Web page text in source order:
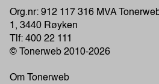
Org.nr: 912 117 316 MVA
1, 3440 Røyken
Tlf: 400 22 111
© Tonerweb 2010-2026
Om Tonerweb